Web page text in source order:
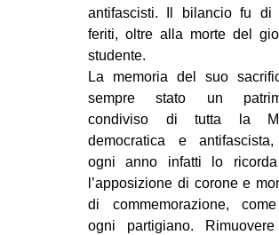
MONDO
Fb
tw
bsky
antifascisti. Il bilancio fu di
feriti, oltre alla morte del
studente.
La memoria del suo
sempre stato un
condiviso di tutta la
democratica e
ogni anno infatti lo
l’apposizione di corone e
di commemorazione,
ogni partigiano.